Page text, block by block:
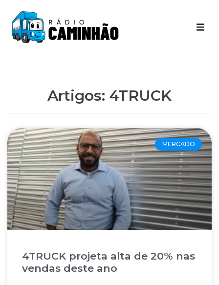
Galeria de Fotos
Agenda
Contato
Artigos: 4TRUCK
MERCADO
4TRUCK projeta alta de 20% nas
vendas deste ano